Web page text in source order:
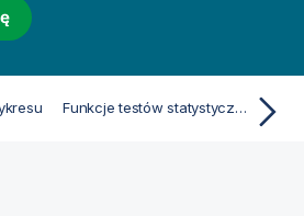
Funkcje testów statystycznych